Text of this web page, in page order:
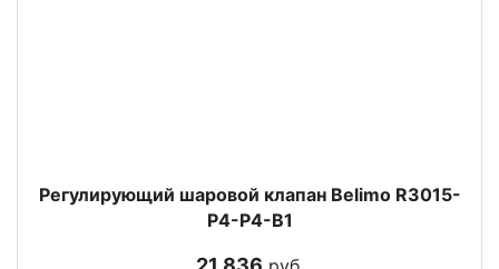
Регулирующий шаровой клапан Belimo R3015-
P4-P4-B1